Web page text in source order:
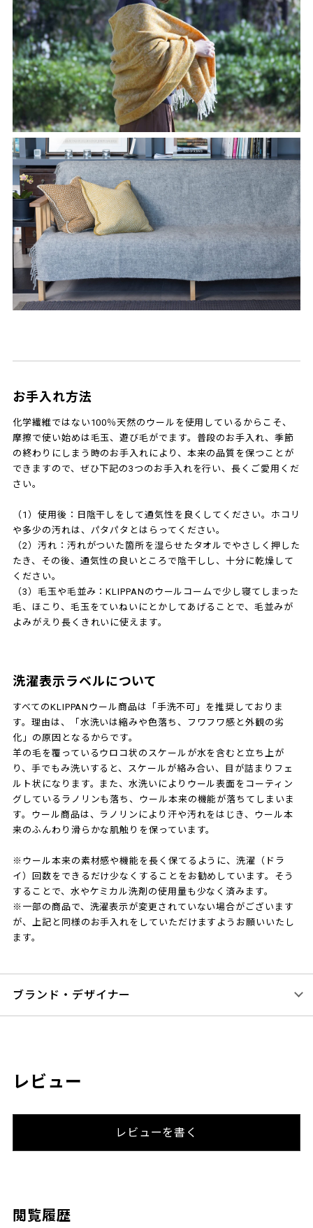
お手入れ方法
化学繊維ではない100％天然のウールを使用しているからこそ、
摩擦で使い始めは毛玉、遊び毛がでます。普段のお手入れ、季節
の終わりにしまう時のお手入れにより、本来の品質を保つことが
できますので、ぜひ下記の3つのお手入れを行い、長くご愛用くだ
さい。
（1）使用後：日陰干しをして通気性を良くしてください。ホコリ
や多少の汚れは、パタパタとはらってください。
（2）汚れ：汚れがついた箇所を湿らせたタオルでやさしく押した
たき、その後、通気性の良いところで陰干しし、十分に乾燥して
ください。
（3）毛玉や毛並み：KLIPPANのウールコームで少し寝てしまった
毛、ほこり、毛玉をていねいにとかしてあげることで、毛並みが
よみがえり長くきれいに使えます。
洗濯表示ラベルについて
すべてのKLIPPANウール商品は「手洗不可」を推奨しておりま
す。理由は、「水洗いは縮みや色落ち、フワフワ感と外観の劣
化」の原因となるからです。
羊の毛を覆っているウロコ状のスケールが水を含むと立ち上が
り、手でもみ洗いすると、スケールが絡み合い、目が詰まりフェ
ルト状になります。また、水洗いによりウール表面をコーティン
グしているラノリンも落ち、ウール本来の機能が落ちてしまいま
す。ウール商品は、ラノリンにより汗や汚れをはじき、ウール本
来のふんわり滑らかな肌触りを保っています。
※ウール本来の素材感や機能を長く保てるように、洗濯（ドラ
イ）回数をできるだけ少なくすることをお勧めしています。そう
することで、水やケミカル洗剤の使用量も少なく済みます。
※一部の商品で、洗濯表示が変更されていない場合がございます
が、上記と同様のお手入れをしていただけますようお願いいたし
ます。
ブランド・デザイナー
レビュー
レビューを書く
閲覧履歴